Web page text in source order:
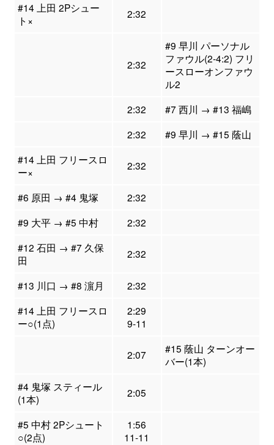
#14 上田 2Pシュー
ト×
2:32
2:32
#9 早川 パーソナル
ファウル(2-4:2) フリ
ースローオンファウ
ル2
2:32
#7 西川 → #13 福嶋
2:32
#9 早川 → #15 蔭山
#14 上田 フリースロ
ー×
2:32
#6 原田 → #4 鬼塚
2:32
#9 大平 → #5 中村
2:32
#12 石田 → #7 久保
田
2:32
#13 川口 → #8 濵月
2:32
#14 上田 フリースロ
ー○(1点)
2:29
9-11
2:07
#15 蔭山 ターンオー
バー(1本)
#4 鬼塚 スティール
(1本)
2:05
#5 中村 2Pシュート
○(2点)
1:56
11-11